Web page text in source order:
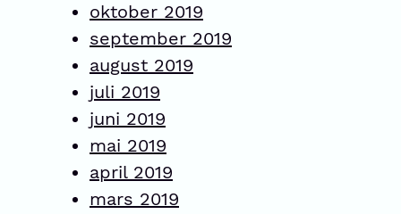
oktober 2019
september 2019
august 2019
juli 2019
juni 2019
mai 2019
april 2019
mars 2019